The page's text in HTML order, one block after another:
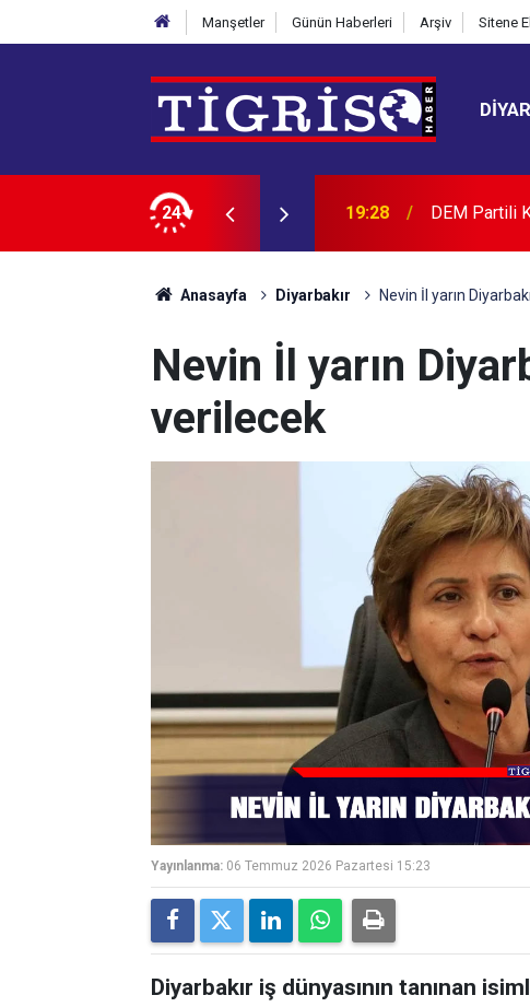
Manşetler Günün Haberleri Arşiv Sitene
24
demokratik bir ihtiyaç değildir 19:09
Anasayfa Diyarbakır Nevin İl yarın
Nevin İl yarın
verilecek
Yayınlanma: 06 Temmuz 2026 Pazartesi 15:23
Diyarbakır iş dünyasının tanınan